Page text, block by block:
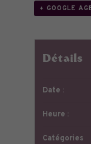
+ GOOGLE
Détails
Date :
Heure :
Catégories